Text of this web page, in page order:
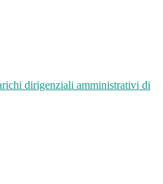
dirigenziali amministrativi di